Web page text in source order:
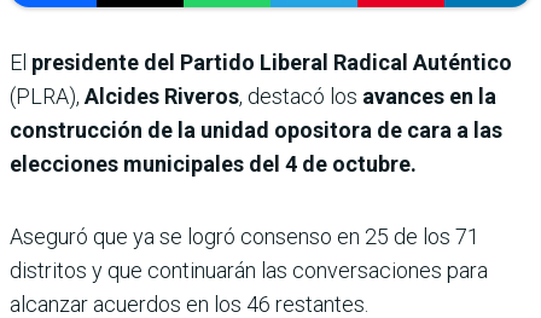
El presidente del Partido Liberal Radical Auténtico
(PLRA), Alcides Riveros, destacó los avances en la
construcción de la unidad opositora de cara a las
elecciones municipales del 4 de octubre.
Aseguró que ya se logró consenso en 25 de los 71
distritos y que continuarán las conversaciones para
alcanzar acuerdos en los 46 restantes.